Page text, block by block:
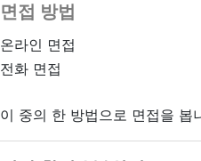
면접 방법
온라인 면접
전화 면접
이 중의 한 방법으로 면접을 봅